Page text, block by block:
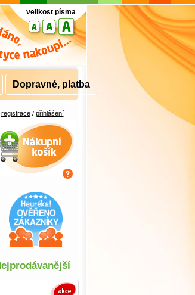
registrace/ přihlášení
košík
velikost písma
Dopravné, platba